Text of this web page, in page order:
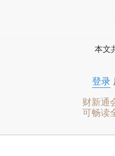
本文
登录
财新通
可畅读